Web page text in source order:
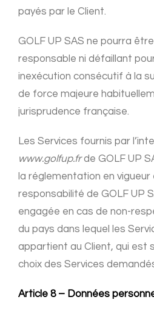
payés par le Client.
GOLF UP SAS ne pourra
responsable ni défaillant
inexécution consécutif à la
de force majeure
jurisprudence française.
Les Services fournis par
www.golfup.frde GOLF UP
la réglementation en vigueur
responsabilité de GOLF UP
engagée en cas de non-
du pays dans lequel les
appartient au Client, qui est
choix des Services
Article 8 – Données